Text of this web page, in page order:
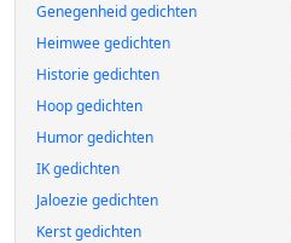
Genegenheid gedichten
Heimwee gedichten
Historie gedichten
Hoop gedichten
Humor gedichten
IK gedichten
Jaloezie gedichten
Kerst gedichten